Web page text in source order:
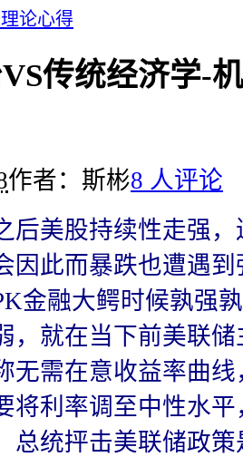
论心得
传统经济学-
作者：斯彬8 人评论
后美股持续性走强
因此而暴跌也遭遇
金融大鳄时候孰强
，就在当下前美联
无需在意收益率曲
将利率调至中性水
总统抨击美联储政